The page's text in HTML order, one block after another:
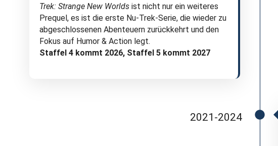
Trek: Strange New Worldsist nicht nur ein weiteres
Prequel, es ist die erste Nu-Trek-Serie, die wieder zu
abgeschlossenen Abenteuern zurückkehrt und den
Fokus auf Humor & Action legt.
Staffel 4 kommt 2026, Staffel 5 kommt 2027
2021-2024